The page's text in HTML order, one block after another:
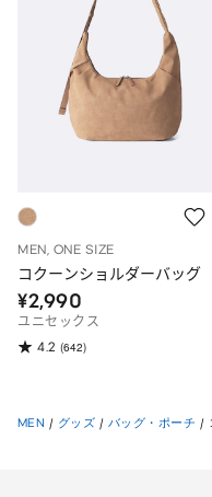
MEN, ONE SIZE
コクーンショルダーバッグ
¥2,990
ユニセックス
4.2 (642)
MEN / グッズ / バッグ・ポーチ /